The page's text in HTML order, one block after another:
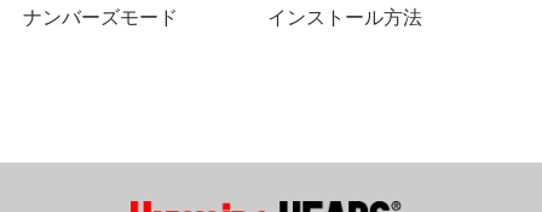
ナンバーズモード インストール方法